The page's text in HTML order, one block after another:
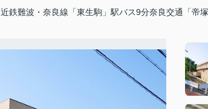
近鉄難波・奈良線「東生駒」駅バス9分奈良交通「帝